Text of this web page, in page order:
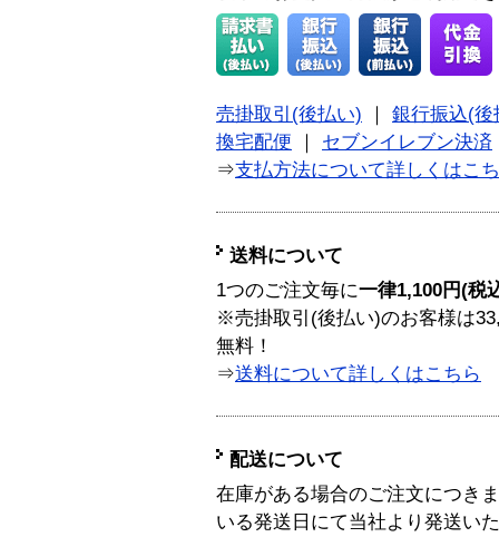
売掛取引(後払い)
銀行振込(後
換宅配便
セブンイレブン決済
⇒支払方法について詳しくはこ
送料について
1つのご注文毎に一律1,100円(税
※売掛取引(後払い)のお客様は
無料！
⇒送料について詳しくはこちら
配送について
在庫がある場合のご注文につき
いる発送日にて当社より発送い